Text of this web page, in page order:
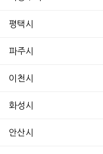
평택시
파주시
이천시
화성시
안산시